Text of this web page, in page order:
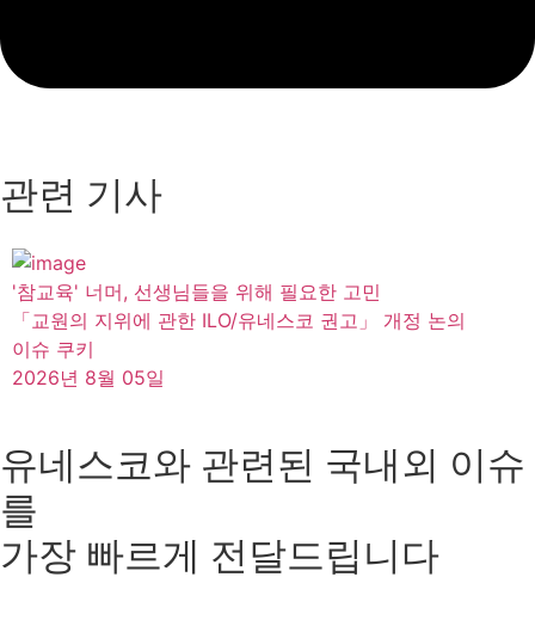
관련 기사
'참교육' 너머, 선생님들을 위해 필요한 고민
「교원의 지위에 관한 ILO/유네스코 권고」 개정 논의
이슈 쿠키
2026년 8월 05일
유네스코와 관련된 국내외 이슈
를
가장 빠르게 전달드립니다